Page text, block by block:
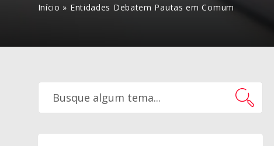
Início » Entidades Debatem Pautas em Comum